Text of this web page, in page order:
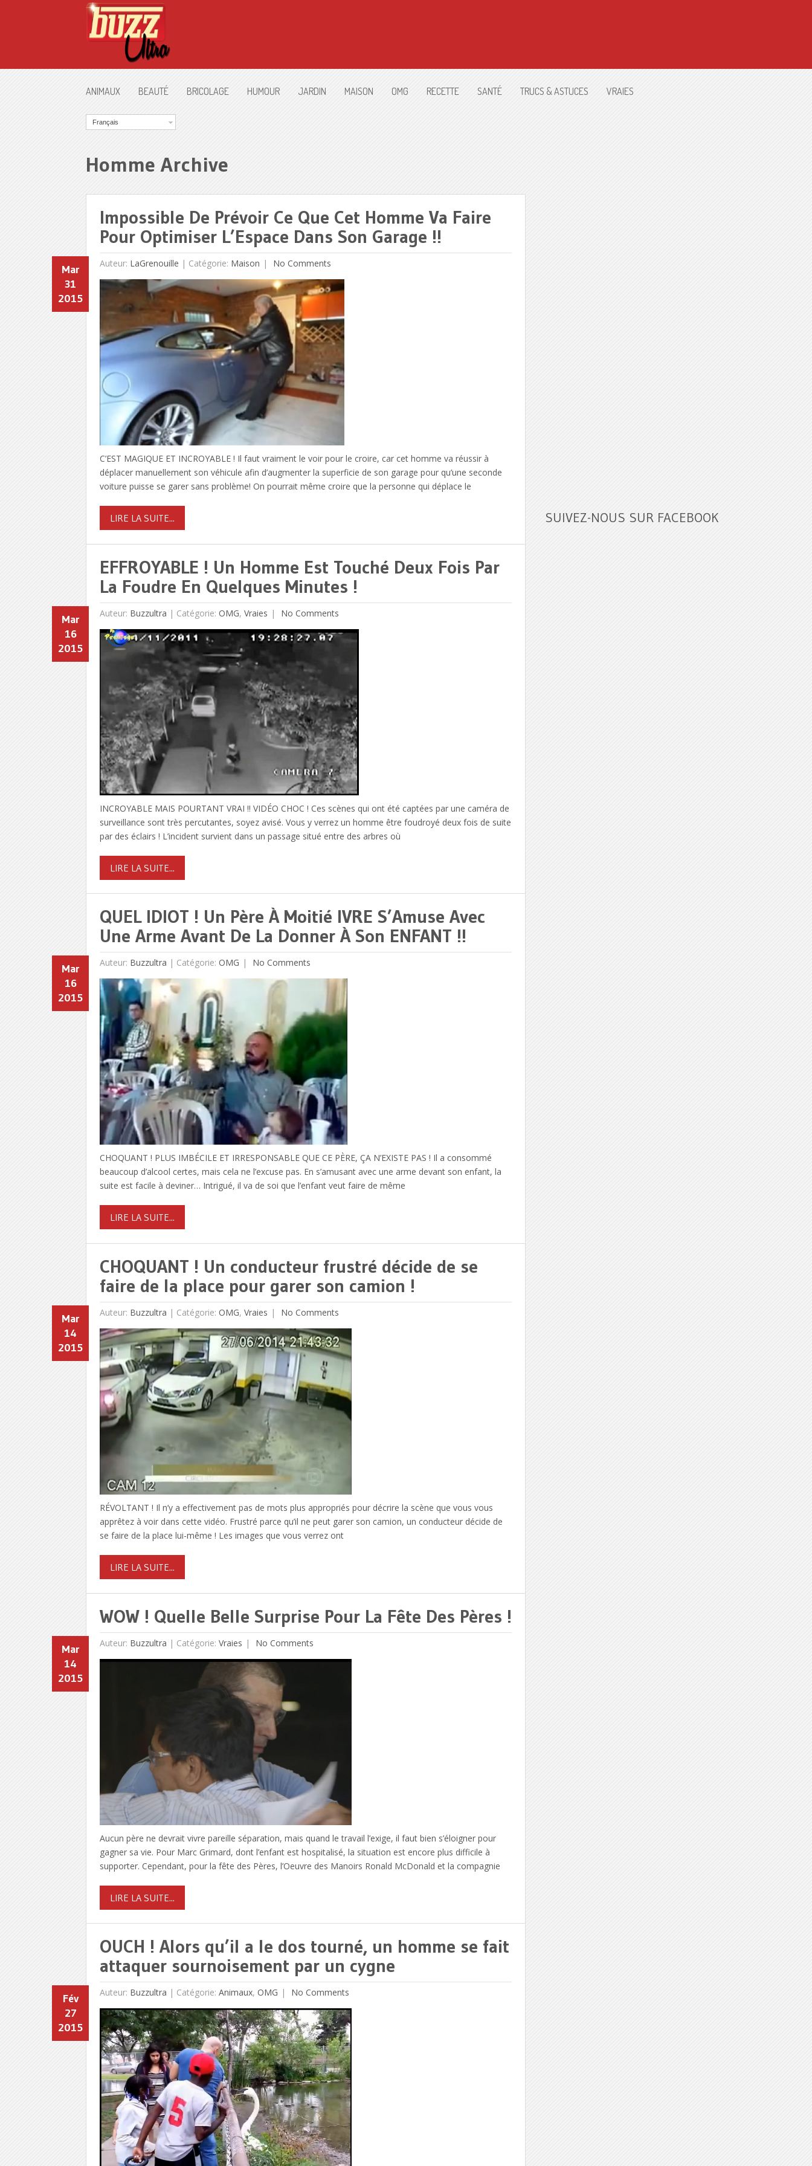
ANIMAUX BEAUTÉ BRICOLAGE HUMOUR JARDIN MAISON OMG RECETTE SANTÉ TRUCS & ASTUCES VRAIES
Français
Homme Archive
Impossible De Prévoir Ce Que Cet Homme Va Faire
Pour Optimiser L’Espace Dans Son Garage !!
Auteur: LaGrenouille |
Mar
31
2015
Catégorie: Maison No Comments
C’EST MAGIQUE ET INCROYABLE ! Il faut vraiment le voir pour le croire, car cet homme va réussir à
déplacer manuellement son véhicule afin d’augmenter la superficie de son garage pour qu’une seconde
voiture puisse se garer sans problème! On pourrait même croire que la personne qui déplace le
LIRE LA SUITE...
EFFROYABLE ! Un Homme Est Touché Deux Fois Par
La Foudre En Quelques Minutes !
Auteur: Buzzultra |
Mar
16
2015
Catégorie: OMG, Vraies No Comments
INCROYABLE MAIS POURTANT VRAI !! VIDÉO CHOC ! Ces scènes qui ont été captées par une caméra de
surveillance sont très percutantes, soyez avisé. Vous y verrez un homme être foudroyé deux fois de suite
par des éclairs ! L’incident survient dans un passage situé entre des arbres où
LIRE LA SUITE...
QUEL IDIOT ! Un Père À Moitié IVRE S’Amuse Avec
Une Arme Avant De La Donner À Son ENFANT !!
Auteur: Buzzultra |
Mar
16
2015
Catégorie: OMG No Comments
CHOQUANT ! PLUS IMBÉCILE ET IRRESPONSABLE QUE CE PÈRE, ÇA N’EXISTE PAS ! Il a consommé
beaucoup d’alcool certes, mais cela ne l’excuse pas. En s’amusant avec une arme devant son enfant, la
suite est facile à deviner… Intrigué, il va de soi que l’enfant veut faire de même
LIRE LA SUITE...
CHOQUANT ! Un conducteur frustré décide de se
faire de la place pour garer son camion !
Auteur: Buzzultra |
Mar
14
2015
Catégorie: OMG, Vraies No Comments
RÉVOLTANT ! Il n’y a effectivement pas de mots plus appropriés pour décrire la scène que vous vous
apprêtez à voir dans cette vidéo. Frustré parce qu’il ne peut garer son camion, un conducteur décide de
se faire de la place lui-même ! Les images que vous verrez ont
LIRE LA SUITE...
WOW ! Quelle Belle Surprise Pour La Fête Des Pères !
Auteur: Buzzultra |
Mar
14
2015
Catégorie: Vraies No Comments
Aucun père ne devrait vivre pareille séparation, mais quand le travail l’exige, il faut bien s’éloigner pour
gagner sa vie. Pour Marc Grimard, dont l’enfant est hospitalisé, la situation est encore plus difficile à
supporter. Cependant, pour la fête des Pères, l’Oeuvre des Manoirs Ronald McDonald et la compagnie
LIRE LA SUITE...
OUCH ! Alors qu’il a le dos tourné, un homme se fait
attaquer sournoisement par un cygne
Auteur: Buzzultra |
Fév
27
2015
Catégorie: Animaux, OMG No Comments
SUIVEZ-NOUS SUR FACEBOOK